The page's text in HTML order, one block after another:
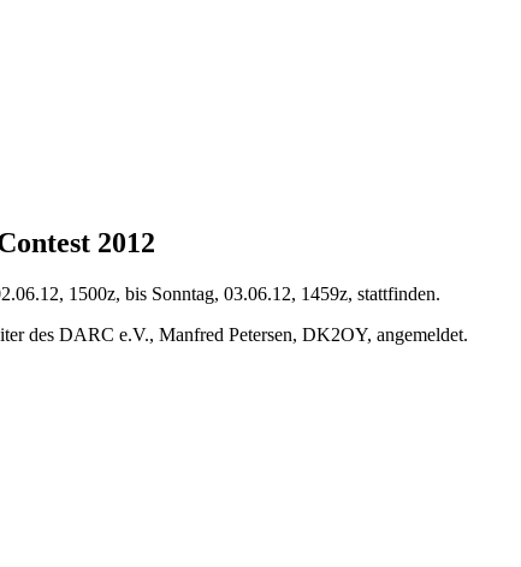
2012
1500z, bis Sonntag, 03.06.12, 1459z, stattfinden.
des DARC e.V., Manfred Petersen, DK2OY, angemeldet.